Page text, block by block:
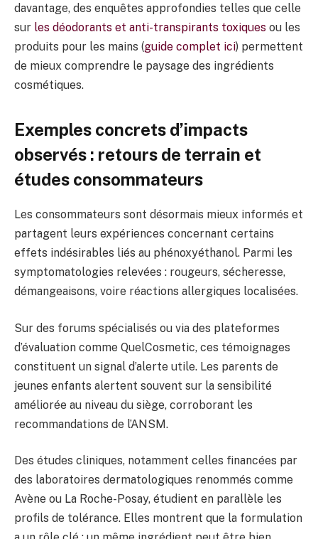
davantage, des enquêtes approfondies telles que celle
sur les déodorants et anti-transpirants toxiques ou les
produits pour les mains (guide complet ici) permettent
de mieux comprendre le paysage des ingrédients
cosmétiques.
Exemples concrets d’impacts
observés : retours de terrain et
études consommateurs
Les consommateurs sont désormais mieux informés et
partagent leurs expériences concernant certains
effets indésirables liés au phénoxyéthanol. Parmi les
symptomatologies relevées : rougeurs, sécheresse,
démangeaisons, voire réactions allergiques localisées.
Sur des forums spécialisés ou via des plateformes
d’évaluation comme QuelCosmetic, ces témoignages
constituent un signal d’alerte utile. Les parents de
jeunes enfants alertent souvent sur la sensibilité
améliorée au niveau du siège, corroborant les
recommandations de l’ANSM.
Des études cliniques, notamment celles financées par
des laboratoires dermatologiques renommés comme
Avène ou La Roche-Posay, étudient en parallèle les
profils de tolérance. Elles montrent que la formulation